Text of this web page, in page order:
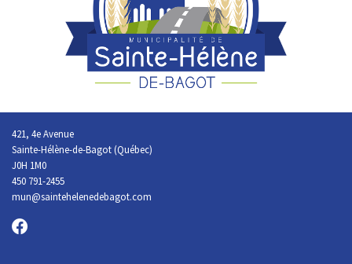
421, 4e Avenue
Sainte-Hélène-de-Bagot (Québec)
J0H 1M0
450 791-2455
mun@saintehelenedebagot.com